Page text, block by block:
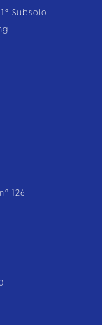
Subsolo
126